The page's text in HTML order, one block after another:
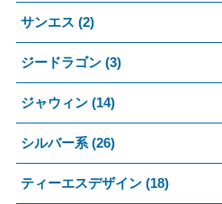
サンエス (2)
ジードラゴン (3)
ジャウィン (14)
シルバー系 (26)
ティーエスデザイン (18)